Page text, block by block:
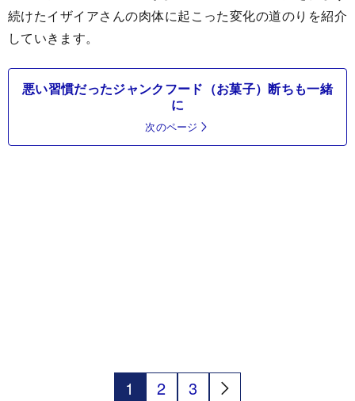
続けたイザイアさんの肉体に起こった変化の道のりを紹介
していきます。
悪い習慣だったジャンクフード（お菓子）断ちも一緒
に
次のページ
1 2 3